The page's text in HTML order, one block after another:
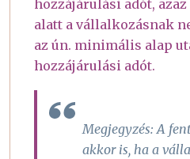
hozzájárulási adót,
alatt a vállalkozásnak
az ún. minimális alap
hozzájárulási adót.
Megjegyzés: A
akkor is, ha a